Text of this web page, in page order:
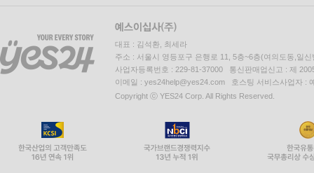
대표 : 김석환, 최세라
주소 : 서울시 영등포구 은행로 11, 5층~6층(여의도동,일신
사업자등록번호 : 229-81-37000 통신판매업신고 : 제
이메일 : yes24help@yes24.com 호스팅 서비스사업자 :
Copyright ⓒ YES24 Corp. All Rights Reserved.